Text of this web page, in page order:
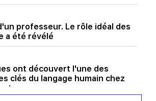
professeur. Le rôle idéal des
a été révélé
ont découvert l'une des
clés du langage humain chez